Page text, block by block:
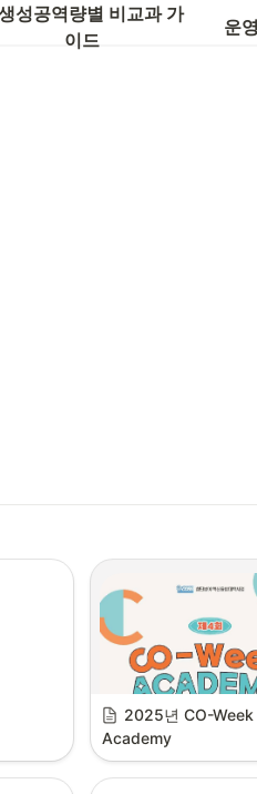
성공역량별 비교과 가
이드
운
글로벌 역량
2025년 CO-Week
Academy